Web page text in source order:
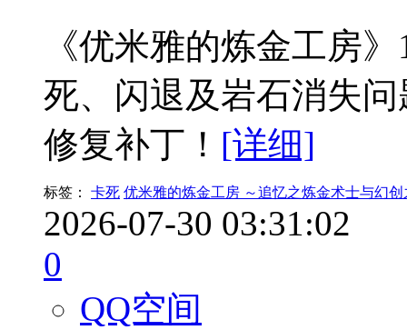
《优米雅的炼金工房
死、闪退及岩石消失
修复补丁！ [详细]
标签： 卡死 优米雅的炼金工房 ～追忆之炼金术士与幻创
2026-07-30 03:31:02
0
QQ空间